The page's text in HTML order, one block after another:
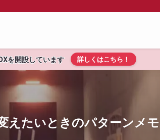
を開設しています 詳しくはこちら！
えたいときのパターンメモ